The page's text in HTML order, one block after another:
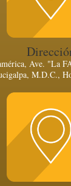
Ave. "La
M.D.C.,